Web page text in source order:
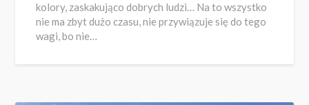
kolory, zaskakująco dobrych ludzi… Na to wszystko
nie ma zbyt dużo czasu, nie przywiązuje się do tego
wagi, bo nie…